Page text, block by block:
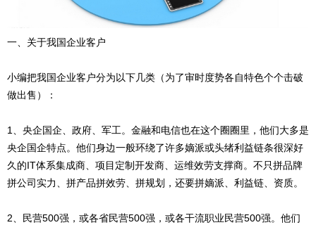
一、关于我国企业客户
小编把我国企业客户分为以下几类（为了审时度势各自特色个个击破
做出售）：
1、央企国企、政府、军工。金融和电信也在这个圈圈里，他们大多是
央企国企特点。他们身边一般环绕了许多嫡派或头绪利益链条很深好
久的IT体系集成商、项目定制开发商、运维效劳支撑商。不只拼品牌
拼公司实力、拼产品拼效劳、拼规划，还要拼嫡派、利益链、资质。
2、民营500强，或各省民营500强，或各干流职业民营500强。他们